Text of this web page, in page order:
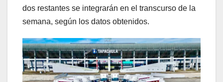
dos restantes se integrarán en el transcurso de la
semana, según los datos obtenidos.